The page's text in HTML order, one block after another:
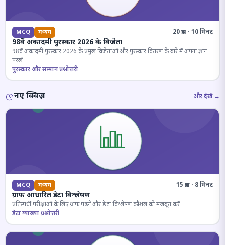
MCQ मध्यम 20 प्रश्न · 10 मिनट
98वें अकादमी पुरस्कार 2026 के विजेता
98वें अकादमी पुरस्कार 2026 के प्रमुख विजेताओं और पुरस्कार वितरण के बारे में अपना ज्ञान
परखें।
पुरस्कार और सम्मान प्रश्नोत्तरी
नए क्विज़ और देखें →
MCQ मध्यम 15 प्रश्न · 8 मिनट
ग्राफ आधारित डेटा विश्लेषण
प्रतिस्पर्धी परीक्षाओं के लिए ग्राफ पढ़ने और डेटा विश्लेषण कौशल को मजबूत करें।
डेटा व्याख्या प्रश्नोत्तरी